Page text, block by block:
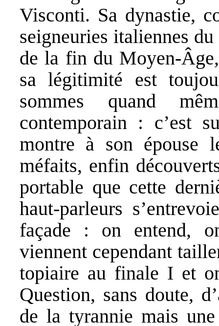
Visconti. Sa dynastie,
seigneuries italiennes
de la fin du Moyen-
sa légitimité est
sommes quand
contemporain : c’est
montre à son épouse
méfaits, enfin
portable que cette
haut-parleurs
façade : on entend,
viennent cependant
topiaire au finale I et
Question, sans doute,
de la tyrannie mais